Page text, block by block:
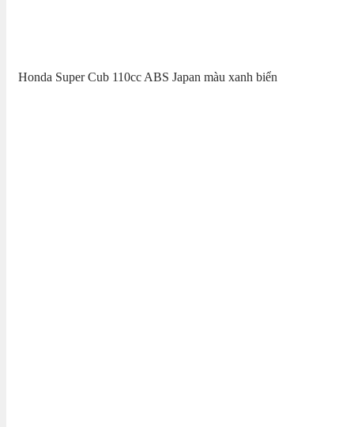
Honda Super Cub 110cc ABS Japan màu xanh biển